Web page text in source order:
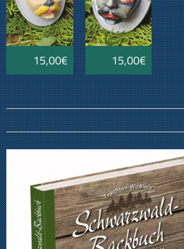
15,00€ 15,00€